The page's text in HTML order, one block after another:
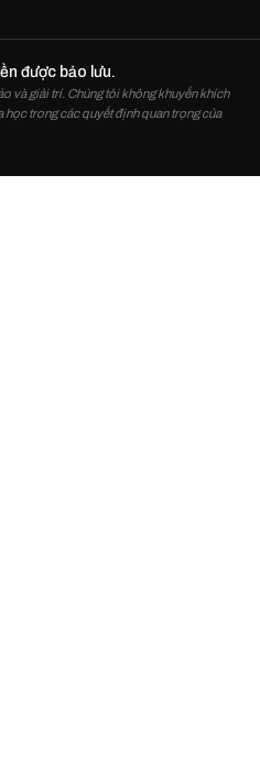
được bảo lưu.
và giải trí. Chúng tôi không khuyến khích
học trong các quyết định quan trọng của